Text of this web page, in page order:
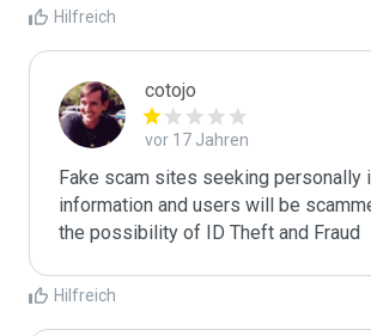
Hilfreich
cotojo
vor 17 Jahren
Fake scam sites seeking personally
information and users will be
the possibility of ID Theft and Fraud
Hilfreich